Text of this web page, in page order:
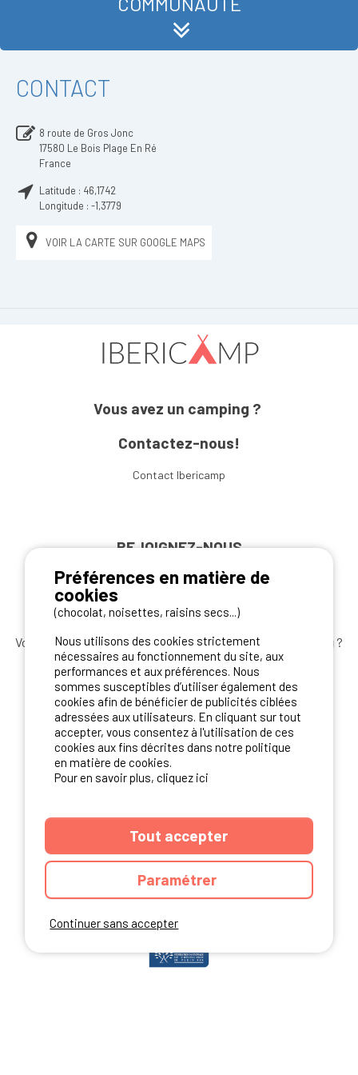
CONTACT
8 route de Gros Jonc
17580 Le Bois Plage En Ré
France
Latitude : 46,1742
Longitude : -1,3779
VOIR LA CARTE SUR GOOGLE MAPS
Vous avez un camping ?
Contactez-nous!
Contact Ibericamp
REJOIGNEZ-NOUS
Vous souhaitez bénéficier desmeilleures offres camping ?
Abonnez-vous à la newsletterdès aujourd'hui
S'ABONNER
NOS PARTENAIRES
Continuer sans accepter
Préférences en matière de
cookies
(chocolat, noisettes, raisins secs...)
Nous utilisons des cookies strictement
nécessaires au fonctionnement du site, aux
performances et aux préférences. Nous
sommes susceptibles d’utiliser également des
cookies afin de bénéficier de publicités ciblées
adressées aux utilisateurs. En cliquant sur tout
accepter, vous consentez à l'utilisation de ces
cookies aux fins décrites dans notre politique
en matière de cookies.
Pour en savoir plus, cliquez ici
Tout accepter
Paramétrer